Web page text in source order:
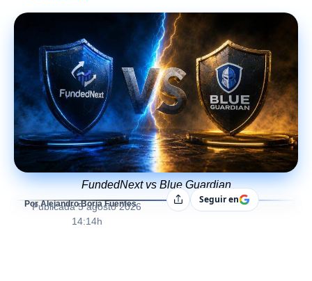
FundedNext vs Blue Guardian
Por Alejandro Borja Fuentes
Publicada 5 agosto 2026
14:14h
CompartirSeguir en